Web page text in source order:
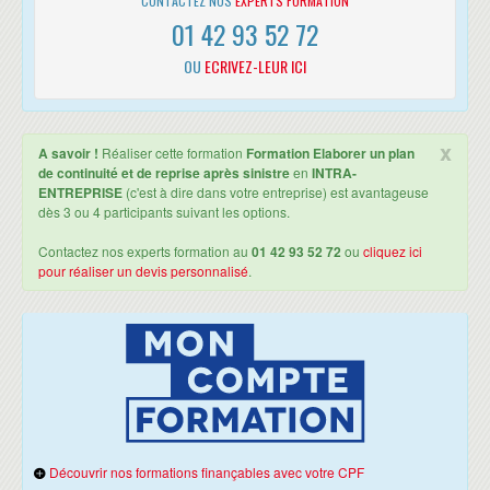
Le rôle Les grands principes de la continuité d'activité
Se mettre en mode projet
Définir l'organisation de la filière de CA
de Continuité Opérationnels (PCM ou PCO), le Plan de Continuité
Déployer le PCA : scénario 1 : perte durable d'accessibilité à un
immeuble, scénario 2 : indisponibilité durable du système
d'information, scénario 3 : absence importante durable de personnel,
scénario 4 : défaillance importante et durable d'un prestataire
Communiquer, sensibiliser et former
Mettre en place les moyens adaptés
Le Plan d'Amélioration Continue (PAC) ou Plan de Maintien en
Condition Opérationnelle (PMCO)
LE SMCA (SYSTÈME DE MANAGEMENT DE LA CONTINUITÉ D'ACTIVITÉ -
01 42 93 52 72
OU ECRIVEZ-LEUR ICI
x
A savoir ! Réaliser cette formation Formation Elaborer un plan
de continuité et de reprise après sinistreen INTRA-
ENTREPRISE (c'est à dire dans votre entreprise) est avantageuse
dès 3 ou 4 participants suivant les options.
Contactez nos experts formation au 01 42 93 52 72 ou cliquez ici
pour réaliser un devis personnalisé.
Découvrir nos formations finançables avec votre CPF